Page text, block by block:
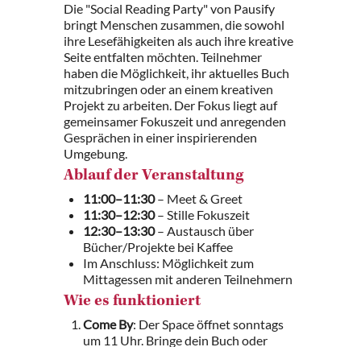
Die "Social Reading Party" von Pausify
bringt Menschen zusammen, die sowohl
ihre Lesefähigkeiten als auch ihre kreative
Seite entfalten möchten. Teilnehmer
haben die Möglichkeit, ihr aktuelles Buch
mitzubringen oder an einem kreativen
Projekt zu arbeiten. Der Fokus liegt auf
gemeinsamer Fokuszeit und anregenden
Gesprächen in einer inspirierenden
Umgebung.
Ablauf der Veranstaltung
11:00–11:30– Meet & Greet
11:30–12:30– Stille Fokuszeit
12:30–13:30– Austausch über
Bücher/Projekte bei Kaffee
Im Anschluss: Möglichkeit zum
Mittagessen mit anderen Teilnehmern
Wie es funktioniert
Come By: Der Space öffnet sonntags
um 11 Uhr. Bringe dein Buch oder